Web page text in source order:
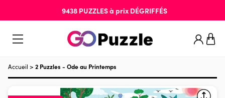
9438 PUZZLESà prix DÉGRIFFÉS
Accueil > 2 Puzzles - Ode au Printemps